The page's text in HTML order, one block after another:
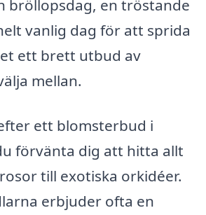
bröllopsdag, en tröstande
vanlig dag för att sprida
ett brett utbud av
mellan.
ett blomsterbud i
förvänta dig att hitta allt
till exotiska orkidéer.
erbjuder ofta en